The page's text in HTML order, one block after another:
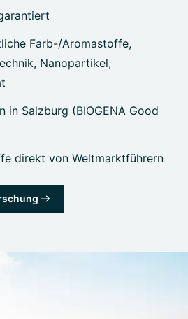
Farb-/Aromastoffe,
Nanopartikel,
in Salzburg (BIOGENA Good
direkt von Weltmarktführern